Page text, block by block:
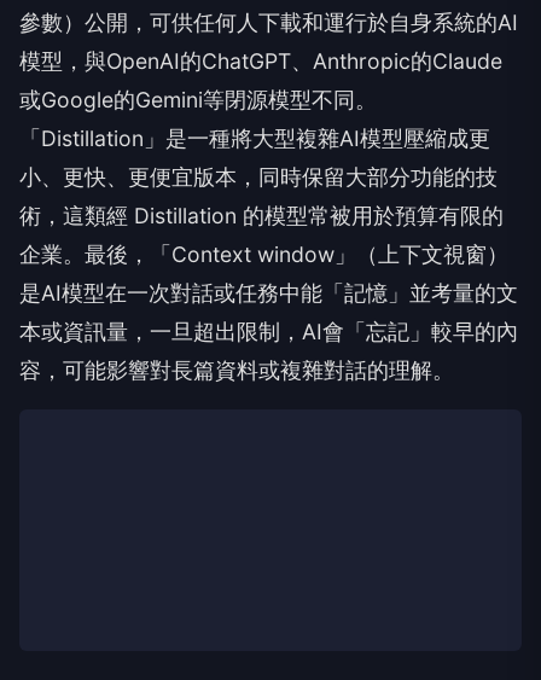
參數）公開，可供任何人下載和運行於自身系統的AI
模型，與OpenAI的ChatGPT、Anthropic的Claude
或Google的Gemini等閉源模型不同。
「Distillation」是一種將大型複雜AI模型壓縮成更
小、更快、更便宜版本，同時保留大部分功能的技
術，這類經 Distillation 的模型常被用於預算有限的
企業。最後，「Context window」（上下文視窗）
是AI模型在一次對話或任務中能「記憶」並考量的文
本或資訊量，一旦超出限制，AI會「忘記」較早的內
容，可能影響對長篇資料或複雜對話的理解。